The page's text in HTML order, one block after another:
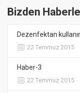
Bizden
Dezenfektan
22 Temmuz 2015
Haber-3
22 Temmuz 2015